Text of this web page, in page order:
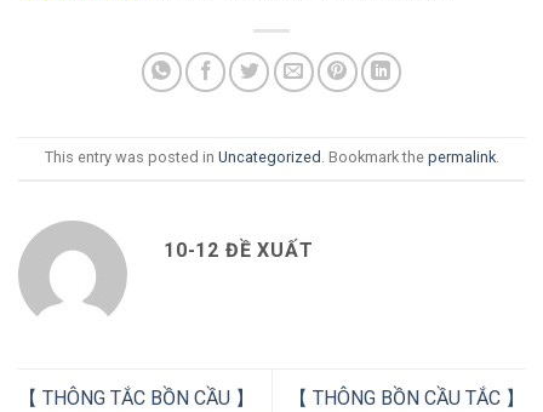
This entry was posted in Uncategorized . Bookmark the permalink.
10-12 ĐỀ XUẤT
【 THÔNG TẮC BỒN CẦU 】
【 THÔNG BỒN CẦU TẮC 】